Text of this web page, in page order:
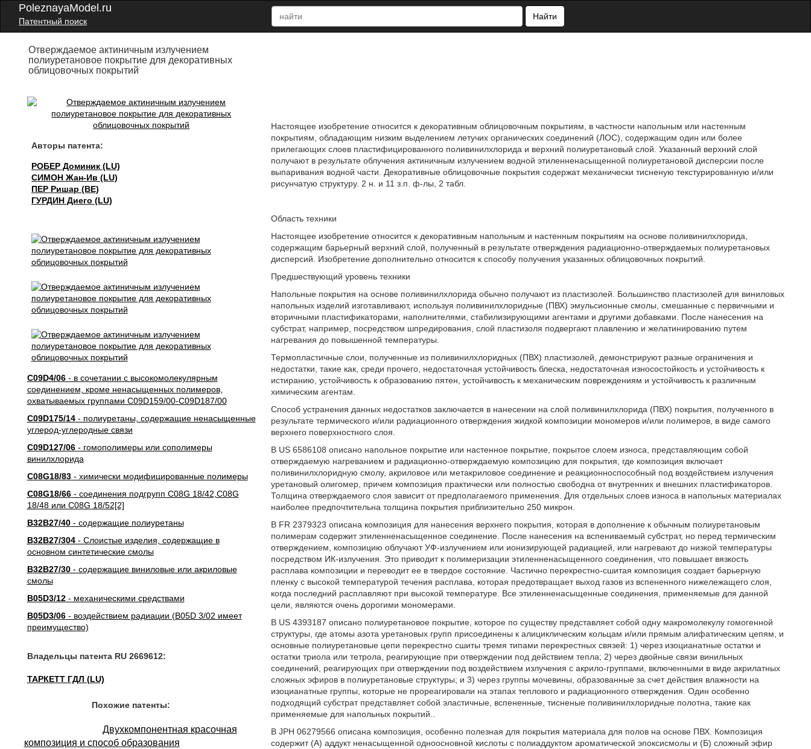
PoleznayaModel.ru
Патентный поиск
Найти
Отверждаемое актиничным излучением
полиуретановое покрытие для декоративных
облицовочных покрытий
Авторы патента:
РОБЕР Доминик (LU)
СИМОН Жан-Ив (LU)
ПЕР Ришар (BE)
ГУРДИН Диего (LU)
C09D4/06- в сочетании с высокомолекулярным
соединением, кроме ненасыщенных полимеров,
охватываемых группами C09D159/00-C09D187/00
C09D175/14- полиуретаны, содержащие ненасыщенные
углерод-углеродные связи
C09D127/06- гомополимеры или сополимеры
винилхлорида
C08G18/83- химически модифицированные полимеры
C08G18/66- соединения подгрупп C08G 18/42,C08G
18/48 или C08G 18/52[2]
B32B27/40- содержащие полиуретаны
B32B27/304- Слоистые изделия, содержащие в
основном синтетические смолы
B32B27/30- содержащие виниловые или акриловые
смолы
B05D3/12- механическими средствами
B05D3/06- воздействием радиации (B05D 3/02 имеет
преимущество)
Владельцы патента RU 2669612:
ТАРКЕТТ ГДЛ (LU)
Настоящее изобретение относится к декоративным облицовочным покрытиям, в частности напольным или настенным
покрытиям, обладающим низким выделением летучих органических соединений (ЛОС), содержащим один или более
прилегающих слоев пластифицированного поливинилхлорида и верхний полиуретановый слой. Указанный верхний слой
получают в результате облучения актиничным излучением водной этиленненасыщенной полиуретановой дисперсии после
выпаривания водной части. Декоративные облицовочные покрытия содержат механически тисненую текстурированную и/или
рисунчатую структуру. 2 н. и 11 з.п. ф-лы, 2 табл.
Область техники
Настоящее изобретение относится к декоративным напольным и настенным покрытиям на основе поливинилхлорида,
содержащим барьерный верхний слой, полученный в результате отверждения радиационно-отверждаемых полиуретановых
дисперсий. Изобретение дополнительно относится к способу получения указанных облицовочных покрытий.
Предшествующий уровень техники
Напольные покрытия на основе поливинилхлорида обычно получают из пластизолей. Большинство пластизолей для виниловых
напольных изделий изготавливают, используя поливинилхлоридные (ПВХ) эмульсионные смолы, смешанные с первичными и
вторичными пластификаторами, наполнителями, стабилизирующими агентами и другими добавками. После нанесения на
субстрат, например, посредством шпредирования, слой пластизоля подвергают плавлению и желатинированию путем
нагревания до повышенной температуры.
Термопластичные слои, полученные из поливинилхлоридных (ПВХ) пластизолей, демонстрируют разные ограничения и
недостатки, такие как, среди прочего, недостаточная устойчивость блеска, недостаточная износостойкость и устойчивость к
истиранию, устойчивость к образованию пятен, устойчивость к механическим повреждениям и устойчивость к различным
химическим агентам.
Способ устранения данных недостатков заключается в нанесении на слой поливинилхлорида (ПВХ) покрытия, полученного в
результате термического и/или радиационного отверждения жидкой композиции мономеров и/или полимеров, в виде самого
верхнего поверхностного слоя.
В US 6586108 описано напольное покрытие или настенное покрытие, покрытое слоем износа, представляющим собой
отверждаемую нагреванием и радиационно-отверждаемую композицию для покрытия, где композиция включает
поливинилхлоридную смолу, акриловое или метакриловое соединение и реакционноспособный под воздействием излучения
уретановый олигомер, причем композиция практически или полностью свободна от внутренних и внешних пластификаторов.
Толщина отверждаемого слоя зависит от предполагаемого применения. Для отдельных слоев износа в напольных материалах
наиболее предпочтительна толщина покрытия приблизительно 250 микрон.
В FR 2379323 описана композиция для нанесения верхнего покрытия, которая в дополнение к обычным полиуретановым
полимерам содержит этиленненасыщенное соединение. После нанесения на вспениваемый субстрат, но перед термическим
отверждением, композицию облучают УФ-излучением или ионизирующей радиацией, или нагревают до низкой температуры
посредством ИК-излучения. Это приводит к полимеризации этиленненасыщенного соединения, что повышает вязкость
расплава композиции и переводит ее в твердое состояние. Частично перекрестно-сшитая композиция создает барьерную
пленку с высокой температурой течения расплава, которая предотвращает выход газов из вспененного нижележащего слоя,
когда последний расплавляют при высокой температуре. Все этиленненасыщенные соединения, применяемые для данной
цели, являются очень дорогими мономерами.
В US 4393187 описано полиуретановое покрытие, которое по существу представляет собой одну макромолекулу гомогенной
структуры, где атомы азота уретановых групп присоединены к алициклическим кольцам и/или прямым алифатическим цепям, и
основные полиуретановые цепи перекрестно сшиты тремя типами перекрестных связей: 1) через изоцианатные остатки и
остатки триола или тетрола, реагирующие при отверждении под действием тепла; 2) через двойные связи винильных
соединений, реагирующих при отверждении под воздействием излучения с акрило-группами, включенными в виде акрилатных
сложных эфиров в полиуретановые структуры; и 3) через группы мочевины, образованные за счет действия влажности на
изоцианатные группы, которые не прореагировали на этапах теплового и радиационного отверждения. Один особенно
подходящий субстрат представляет собой эластичные, вспененные, тисненые поливинилхлоридные полотна, такие как
применяемые для напольных покрытий..
В JPH 06279566 описана композиция, особенно полезная для покрытия материала для полов на основе ПВХ. Композиция
содержит (А) аддукт ненасыщенной одноосновной кислоты с полиаддуктом ароматической эпоксисмолы и (Б) сложный эфир
Похожие патенты:
Двухкомпонентная красочная
композиция и способ образования